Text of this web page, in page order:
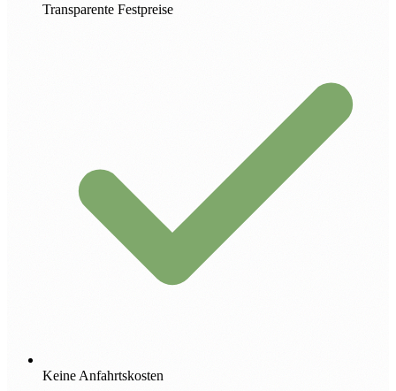
Transparente Festpreise
Keine Anfahrtskosten